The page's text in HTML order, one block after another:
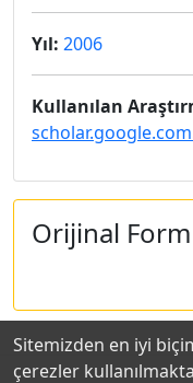
Yıl: 2006
Kullanılan
Orijinal Form
Sitemizden en iyi
çerezler